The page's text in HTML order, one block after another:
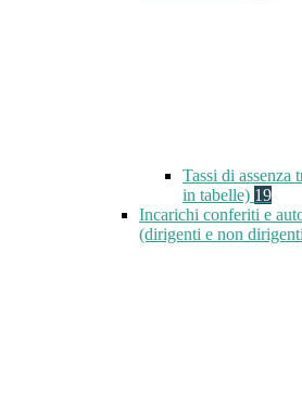
Tassi di assenza
in tabelle) 19
Incarichi conferiti e
(dirigenti e non